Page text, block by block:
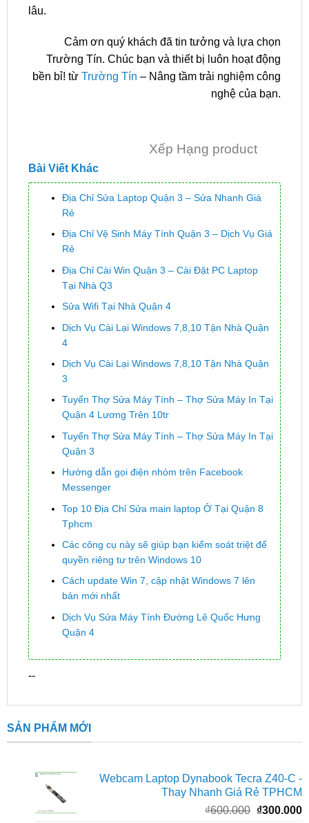
lâu.
Cảm ơn quý khách đã tin tưởng và lựa chọn
Trường Tín. Chúc bạn và thiết bị luôn hoạt động
bền bỉ! từTrường Tín – Nâng tầm trải nghiệm công
nghệ của bạn.
Xếp Hạng product
Bài Viết Khác
Địa Chỉ Sửa Laptop Quận 3 – Sửa Nhanh Giá
Rẻ
Địa Chỉ Vệ Sinh Máy Tính Quận 3 – Dịch Vụ Giá
Rẻ
Địa Chỉ Cài Win Quận 3 – Cài Đặt PC Laptop
Tại Nhà Q3
Sửa Wifi Tại Nhà Quận 4
Dịch Vụ Cài Lại Windows 7,8,10 Tận Nhà Quận
4
Dịch Vụ Cài Lại Windows 7,8,10 Tận Nhà Quận
3
Tuyển Thợ Sửa Máy Tính – Thợ Sửa Máy In Tại
Quận 4 Lương Trên 10tr
Tuyển Thợ Sửa Máy Tính – Thợ Sửa Máy In Tại
Quận 3
Hướng dẫn gọi điện nhóm trên Facebook
Messenger
Top 10 Địa Chỉ Sửa main laptop Ở Tại Quận 8
Tphcm
Các công cụ này sẽ giúp bạn kiểm soát triệt để
quyền riêng tư trên Windows 10
Cách update Win 7, cập nhật Windows 7 lên
bản mới nhất
Dịch Vụ Sửa Máy Tính Đường Lê Quốc Hưng
Quận 4
--
SẢN PHẨM MỚI
Webcam Laptop Dynabook Tecra Z40-C -
Thay Nhanh Giá Rẻ TPHCM
₫600.000 Giá
₫300.000